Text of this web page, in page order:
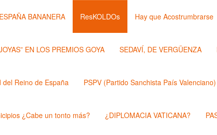
BANANERA ResKOLDOs Hay que Acostrumbrarse
EN LOS PREMIOS GOYA SEDAVÍ, DE VERGÜENZA
del Reino de España PSPV (Partido Sanchista País
¿Cabe un tonto más? ¿DIPLOMACIA VATICANA?